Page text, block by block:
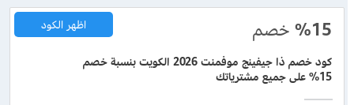
%15 خصم
كود خصم ذا جيفينج موفمنت 2026 الكويت بنسبة خصم
15% على جميع مشترياتك
اظهر الكود